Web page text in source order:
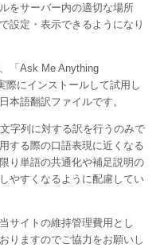
をサーバー内の適切な場所
設定・表示できるようになり
「 Ask Me Anything
際にインストールして試用し
本語翻訳ファイルです。
字列に対する訳を行うのみで
する際の口語表現に近くなる
り単語の共通化や補足説明の
やすくなるように配慮してい
サイトの維持管理費用とし
りますのでご協力をお願いし